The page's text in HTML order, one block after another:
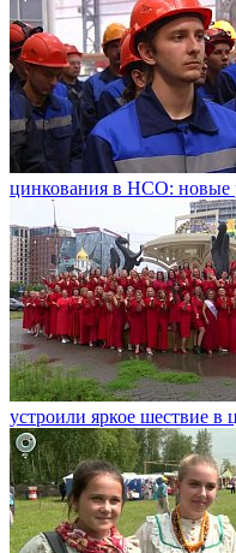
цинкования в НСО: новые
устроили яркое шествие в